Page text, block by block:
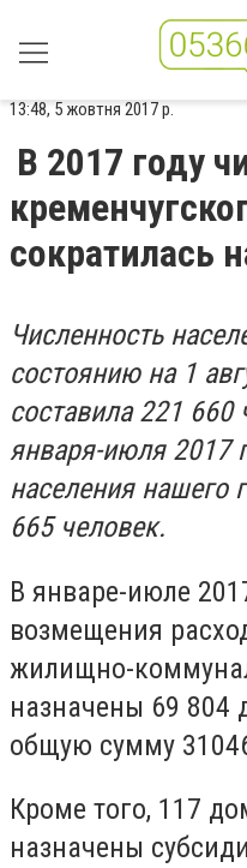
13:48, 5 жовтня 2017 р.
В 2017 году
сократилась
Численность
состоянию на 1
составила 221 660
января-июля 2017
населения нашего
665 человек.
В январе-июле
возмещения
жилищно-
назначены 69 804
общую сумму
Кроме того, 117
назначены